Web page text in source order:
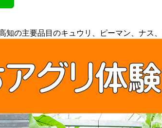
の主要品目のキュウリ、ピーマン、ナス